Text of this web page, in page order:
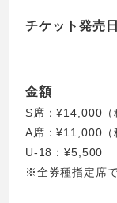
チケット発売日
金額
S席：¥14,000（
A席：¥11,000（
U-18：¥5,500
※全券種指定席